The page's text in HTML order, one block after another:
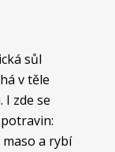
sůl
v těle
zde se
a rybí